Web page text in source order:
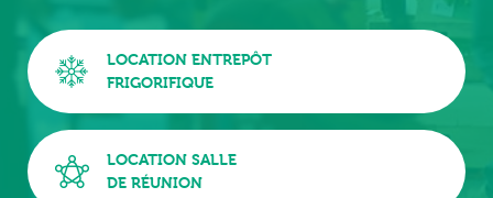
LOCATION ENTREPÔT
FRIGORIFIQUE
LOCATION SALLE
DE RÉUNION